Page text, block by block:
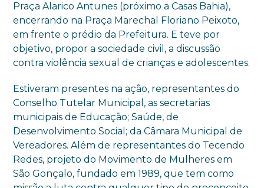
Praça Alarico Antunes (próximo a Casas Bahia),
encerrando na Praça Marechal Floriano Peixoto,
em frente o prédio da Prefeitura. E teve por
objetivo, propor a sociedade civil, a discussão
contra violência sexual de crianças e adolescentes.
Estiveram presentes na ação, representantes do
Conselho Tutelar Municipal, as secretarias
municipais de Educação; Saúde, de
Desenvolvimento Social; da Câmara Municipal de
Vereadores. Além de representantes do Tecendo
Redes, projeto do Movimento de Mulheres em
São Gonçalo, fundado em 1989, que tem como